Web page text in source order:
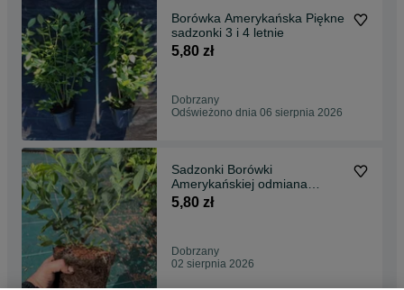
Borówka Amerykańska Piękne
sadzonki 3 i 4 letnie
5,80 zł
Dobrzany
Odświeżono dnia 06 sierpnia 2026
Sadzonki Borówki
Amerykańskiej odmiana
BLUEGOLD
5,80 zł
Dobrzany
02 sierpnia 2026